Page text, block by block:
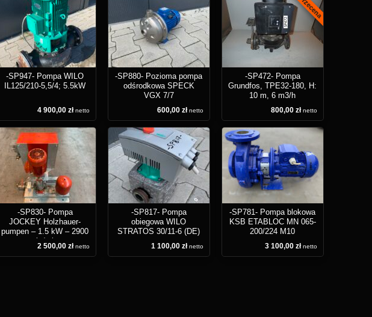
-SP947- Pompa WILO
IL125/210-5,5/4; 5.5kW
4 900,00 zł netto
-SP880- Pozioma pompa
odśrodkowa SPECK
VGX 7/7
600,00 zł netto
-SP472- Pompa
Grundfos, TPE32-180, H:
10 m, 6 m3/h
800,00 zł netto
-SP830- Pompa
JOCKEY Holzhauer-
pumpen – 1.5 kW – 2900
obr/min
2 500,00 zł netto
-SP817- Pompa
obiegowa WILO
STRATOS 30/11-6 (DE)
1 100,00 zł netto
-SP781- Pompa blokowa
KSB ETABLOC MN 065-
200/224 M10
3 100,00 zł netto